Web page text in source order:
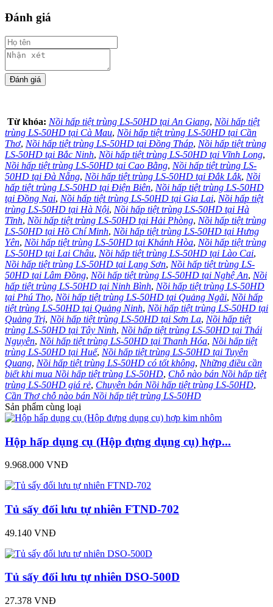
Đánh giá
Từ khóa: Nồi hấp tiệt trùng LS-50HD tại An Giang, Nồi hấp tiệt
trùng LS-50HD tại Cà Mau, Nồi hấp tiệt trùng LS-50HD tại Cần
Thơ, Nồi hấp tiệt trùng LS-50HD tại Đồng Tháp, Nồi hấp tiệt trùng
LS-50HD tại Bắc Ninh, Nồi hấp tiệt trùng LS-50HD tại Vĩnh Long,
Nồi hấp tiệt trùng LS-50HD tại Cao Bằng, Nồi hấp tiệt trùng LS-
50HD tại Đà Nẵng, Nồi hấp tiệt trùng LS-50HD tại Đắk Lắk, Nồi
hấp tiệt trùng LS-50HD tại Điện Biên, Nồi hấp tiệt trùng LS-50HD
tại Đồng Nai, Nồi hấp tiệt trùng LS-50HD tại Gia Lai, Nồi hấp tiệt
trùng LS-50HD tại Hà Nội, Nồi hấp tiệt trùng LS-50HD tại Hà
Tĩnh, Nồi hấp tiệt trùng LS-50HD tại Hải Phòng, Nồi hấp tiệt trùng
LS-50HD tại Hồ Chí Minh, Nồi hấp tiệt trùng LS-50HD tại Hưng
Yên, Nồi hấp tiệt trùng LS-50HD tại Khánh Hòa, Nồi hấp tiệt trùng
LS-50HD tại Lai Châu, Nồi hấp tiệt trùng LS-50HD tại Lào Cai,
Nồi hấp tiệt trùng LS-50HD tại Lạng Sơn, Nồi hấp tiệt trùng LS-
50HD tại Lâm Đồng, Nồi hấp tiệt trùng LS-50HD tại Nghệ An, Nồi
hấp tiệt trùng LS-50HD tại Ninh Bình, Nồi hấp tiệt trùng LS-50HD
tại Phú Thọ, Nồi hấp tiệt trùng LS-50HD tại Quảng Ngãi, Nồi hấp
tiệt trùng LS-50HD tại Quảng Ninh, Nồi hấp tiệt trùng LS-50HD tại
Quảng Trị, Nồi hấp tiệt trùng LS-50HD tại Sơn La, Nồi hấp tiệt
trùng LS-50HD tại Tây Ninh, Nồi hấp tiệt trùng LS-50HD tại Thái
Nguyên, Nồi hấp tiệt trùng LS-50HD tại Thanh Hóa, Nồi hấp tiệt
trùng LS-50HD tại Huế, Nồi hấp tiệt trùng LS-50HD tại Tuyên
Quang, Nồi hấp tiệt trùng LS-50HD có tốt không, Những điều cần
biết khi mua Nồi hấp tiệt trùng LS-50HD, Chỗ nào bán Nồi hấp tiệt
trùng LS-50HD giá rẻ, Chuyên bán Nồi hấp tiệt trùng LS-50HD,
Cần Thơ chỗ nào bán Nồi hấp tiệt trùng LS-50HD
Sản phẩm cùng loại
Hộp hấp dụng cụ (Hộp đựng dụng cụ) hợp...
9.968.000 VNĐ
Tủ sấy đối lưu tự nhiên FTND-702
49.140 VNĐ
Tủ sấy đối lưu tự nhiên DSO-500D
27.378 VNĐ